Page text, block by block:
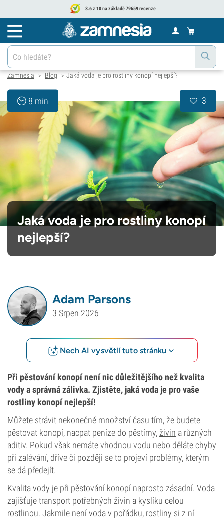
8.6 z 10 na základě 79659 recenze
Zamnesia > Blog > Jaká voda je pro rostliny konopí nejlepší?
8 min 3
Jaká voda je pro rostliny konopí
nejlepší?
Adam Parsons
3 Srpen 2026
Nech AI vysvětlí tuto stránku
Při pěstování konopí není nic důležitějšího než kvalita
vody a správná zálivka. Zjistěte, jaká voda je pro vaše
rostliny konopí nejlepší!
Můžete strávit nekonečné množství času tím, že budete
pěstovat konopí, nacpat peníze do pěstírny, živin a různých
aditiv. Pokud však nemáte vhodnou vodu nebo děláte chyby
při zalévání, dříve či později se to projeví problémy, kterým
se dá předejít.
Kvalita vody je při pěstování konopí naprosto zásadní. Voda
zajišťuje transport potřebných živin a kyslíku celou
rostlinou. Jakmile není voda v pořádku, rostliny si z ní